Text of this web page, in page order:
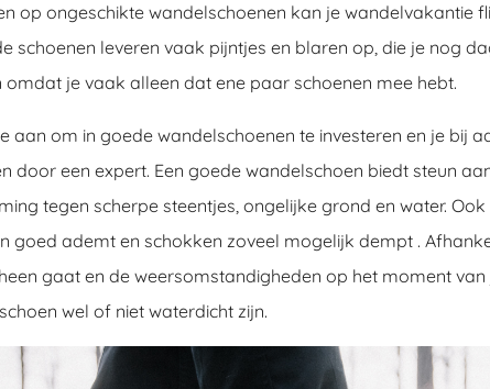
op ongeschikte wandelschoenen kan je wandelvakantie
schoenen leveren vaak pijntjes en blaren op, die je nog
omdat je vaak alleen dat ene paar schoenen mee hebt.
aan om in goede wandelschoenen te investeren en je bij
door een expert. Een goede wandelschoen biedt steun
tegen scherpe steentjes, ongelijke grond en water.
goed ademt en schokken zoveel mogelijk dempt .
gaat en de weersomstandigheden op het moment
wel of niet waterdicht zijn.